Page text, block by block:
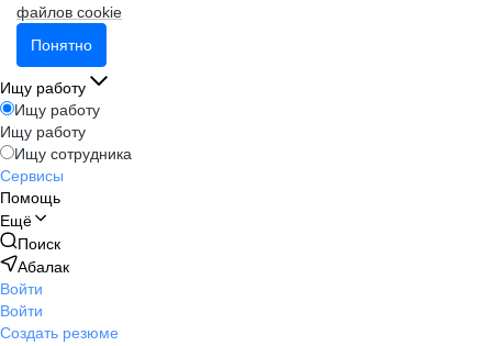
файлов cookie
Понятно
Ищу работу
Ищу работу
Ищу работу
Ищу сотрудника
Сервисы
Помощь
Ещё
Поиск
Абалак
Войти
Войти
Создать резюме